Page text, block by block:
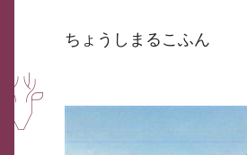
ちょうしまるこふん